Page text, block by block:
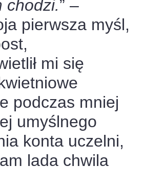
chodzi.” –
pierwsza myśl,
mi się
podczas mniej
umyślnego
konta uczelni,
lada chwila